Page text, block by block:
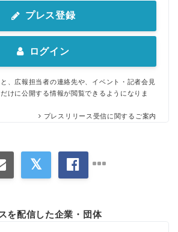
プレス登録
ログイン
、広報担当者の連絡先や、イベント・記者会見
けに公開する情報が閲覧できるようになりま
プレスリリース受信に関するご案内
を配信した企業・団体